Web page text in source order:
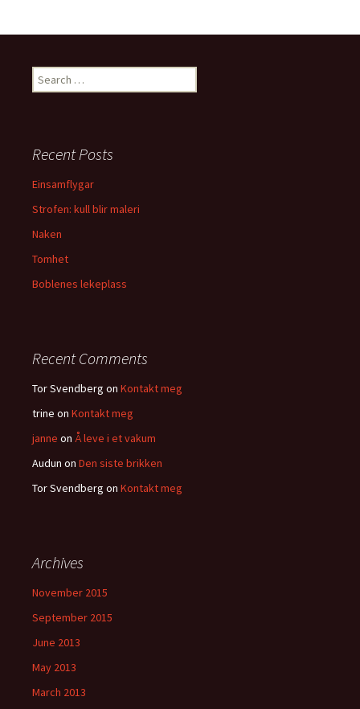
e
h
o
r
Recent Posts
Einsamflygar
Strofen: kull blir maleri
Naken
Tomhet
Boblenes lekeplass
Recent Comments
Tor Svendberg on Kontakt meg
trine on Kontakt meg
janne on Å leve i et vakum
Audun on Den siste brikken
Tor Svendberg on Kontakt meg
Archives
November 2015
September 2015
June 2013
May 2013
March 2013